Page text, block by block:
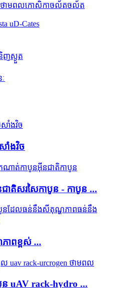
មពលកោសិកាចល័តចល័ត
uD-Cates
ញស្ងួត
ាំងវិច
ាតិសរសៃកាបូន - កាបូន ...
ពខ្ពស់ ...
ន uAV rack-hydro ...